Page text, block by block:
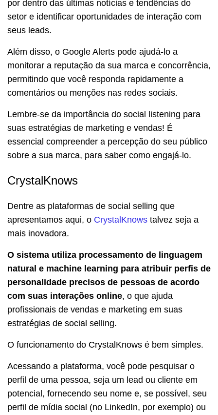
por dentro das últimas notícias e tendências do
setor e identificar oportunidades de interação com
seus leads.
Além disso, o Google Alerts pode ajudá-lo a
monitorar a reputação da sua marca e concorrência,
permitindo que você responda rapidamente a
comentários ou menções nas redes sociais.
Lembre-se da importância do social listening para
suas estratégias de marketing e vendas! É
essencial compreender a percepção do seu público
sobre a sua marca, para saber como engajá-lo.
CrystalKnows
Dentre as plataformas de social selling que
apresentamos aqui, o CrystalKnows talvez seja a
mais inovadora.
O sistema utiliza processamento de linguagem
natural e machine learning para atribuir perfis de
personalidade precisos de pessoas de acordo
com suas interações online, o que ajuda
profissionais de vendas e marketing em suas
estratégias de social selling.
O funcionamento do CrystalKnows é bem simples.
Acessando a plataforma, você pode pesquisar o
perfil de uma pessoa, seja um lead ou cliente em
potencial, fornecendo seu nome e, se possível, seu
perfil de mídia social (no LinkedIn, por exemplo) ou